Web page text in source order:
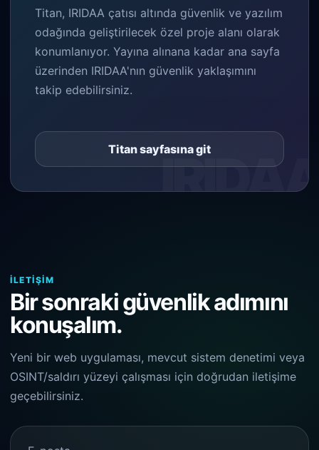
Titan, IRIDAA çatısı altında güvenlik ve yazılım
odağında geliştirilecek özel proje alanı olarak
konumlanıyor. Yayına alınana kadar ana sayfa
üzerinden IRIDAA'nın güvenlik yaklaşımını
takip edebilirsiniz.
Titan sayfasına git
İLETIŞIM
Bir sonraki güvenlik adımını
konuşalım.
Yeni bir web uygulaması, mevcut sistem denetimi veya
OSINT/saldırı yüzeyi çalışması için doğrudan iletişime
geçebilirsiniz.